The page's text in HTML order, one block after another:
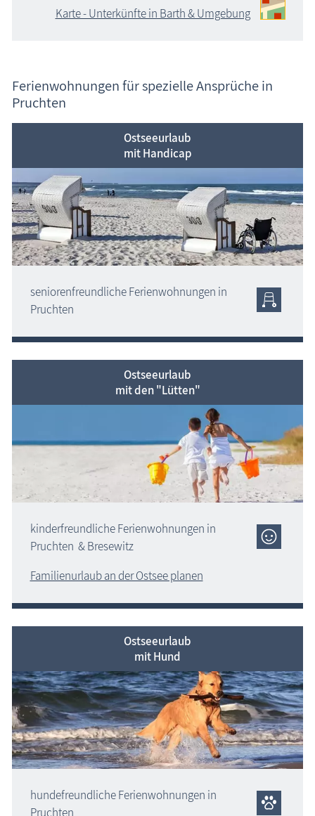
Karte - Unterkünfte in Barth & Umgebung
Ferienwohnungen für spezielle Ansprüche in
Pruchten
Ostseeurlaub
mit Handicap
seniorenfreundliche Ferienwohnungen in
Pruchten
Ostseeurlaub
mit den "Lütten"
kinderfreundliche Ferienwohnungen in
Pruchten & Bresewitz
Familienurlaub an der Ostsee planen
Ostseeurlaub
mit Hund
hundefreundliche Ferienwohnungen in
Pruchten